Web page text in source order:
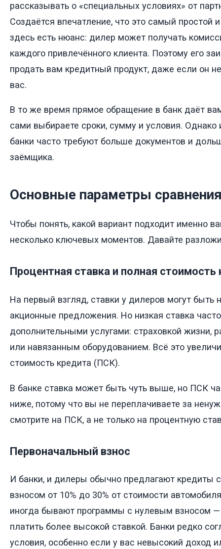
рассказывать о «специальных условиях» от
Создаётся впечатление, что это самый простой
здесь есть нюанс: дилер может получать
каждого привлечённого клиента. Поэтому его
продать вам кредитный продукт, даже если он
вас.
В то же время прямое обращение в банк даёт
сами выбираете сроки, сумму и условия. Однако
банки часто требуют больше документов и
заёмщика.
Основные параметры
Чтобы понять, какой вариант подходит именно
несколько ключевых моментов. Давайте
Процентная ставка и полная
На первый взгляд, ставки у дилеров могут быть
акционные предложения. Но низкая ставка
дополнительными услугами: страховкой жизни,
или навязанным оборудованием. Всё это
стоимость кредита (ПСК).
В банке ставка может быть чуть выше, но ПСК
ниже, потому что вы не переплачиваете за
смотрите на ПСК, а не только на процентную
Первоначальный взнос
И банки, и дилеры обычно предлагают кредиты
взносом от 10% до 30% от стоимости
иногда бывают программы с нулевым взносом —
платить более высокой ставкой. Банки редко
условия, особенно если у вас невысокий доход